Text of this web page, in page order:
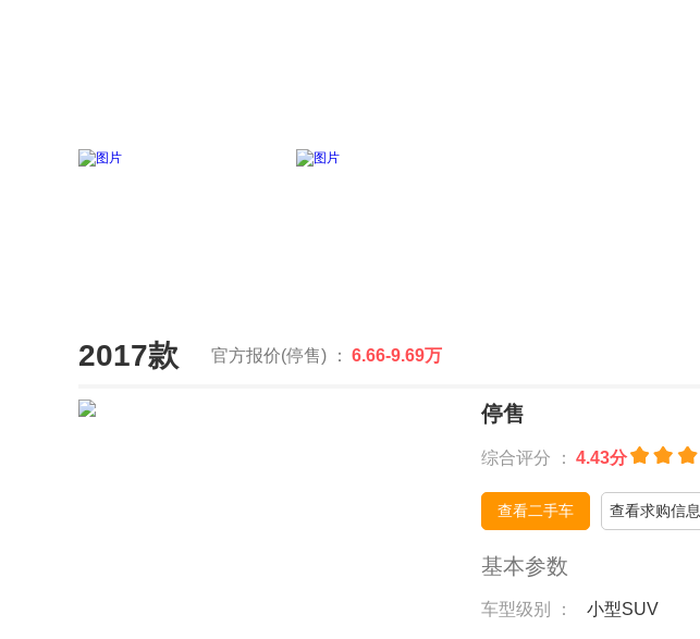
2017款 官方报价(停售) ： 6.66-9.69万
停售
综合评分 ： 4.43分
查看二手车 查看求购信息
基本参数
车型级别 ： 小型SUV